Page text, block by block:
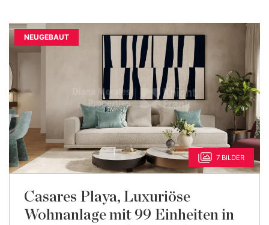
NEUGEBAUT
7 BILDER
Casares Playa, Luxuriöse
Wohnanlage mit 99 Einheiten in